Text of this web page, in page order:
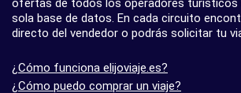
ofertas de todos los operadores turísticos
sola base de datos. En cada circuito
directo del vendedor o podrás solicitar tu
¿Cómo funciona elijoviaje.es?
¿Cómo puedo comprar un viaje?